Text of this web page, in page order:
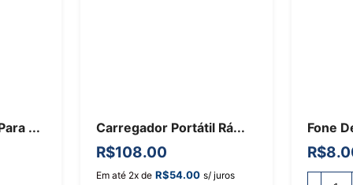
... Carregador Portátil Rá...
R$108.00
Em até 2x de R$54.00 s/ juros
Fone
R$